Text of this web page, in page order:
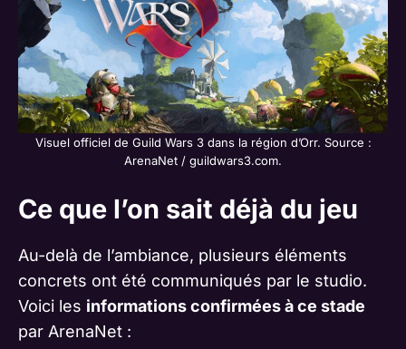
Visuel officiel de Guild Wars 3 dans la région d’Orr. Source :
ArenaNet / guildwars3.com.
Ce que l’on sait déjà du jeu
Au-delà de l’ambiance, plusieurs éléments
concrets ont été communiqués par le studio.
Voici les informations confirmées à ce stade
par ArenaNet :